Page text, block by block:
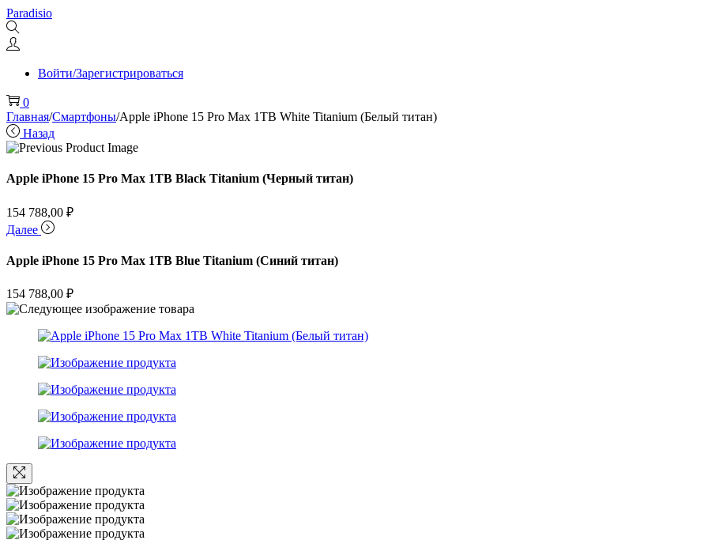
Перейти
к
навигации
Перейти
к
содержимому
Paradisio
Войти/Зарегистрироваться
0
Главная/Смартфоны/Apple iPhone 15 Pro Max 1TB White Titanium (Белый титан)
Назад
Apple iPhone 15 Pro Max 1TB Black Titanium (Черный титан)
154 788,00 ₽
Далее
Apple iPhone 15 Pro Max 1TB Blue Titanium (Синий титан)
154 788,00 ₽